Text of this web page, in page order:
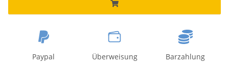
Paypal Überweisung Barzahlung